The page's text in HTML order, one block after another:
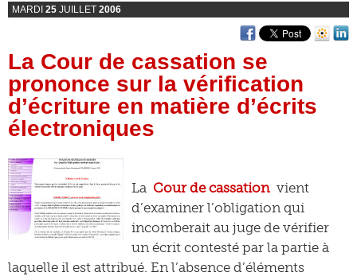
MARDI 25 JUILLET 2006
La Cour de cassation se
prononce sur la vérification
d’écriture en matière d’écrits
électroniques
La Cour de cassation vient
d’examiner l’obligation qui
incomberait au juge de vérifier
un écrit contesté par la partie à
laquelle il est attribué. En l’absence d’éléments